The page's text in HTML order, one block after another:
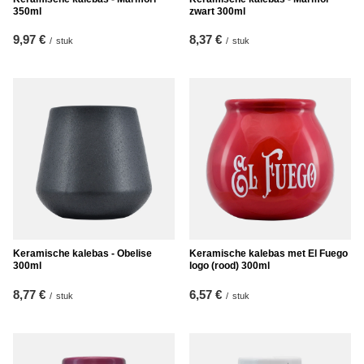
350ml
9,97 € / stuk
zwart 300ml
8,37 € / stuk
Keramische kalebas - Obelise
300ml
8,77 € / stuk
Keramische kalebas met El Fuego
logo (rood) 300ml
6,57 € / stuk